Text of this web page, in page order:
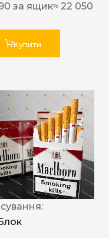
за ящик≈ 22 050
Купити